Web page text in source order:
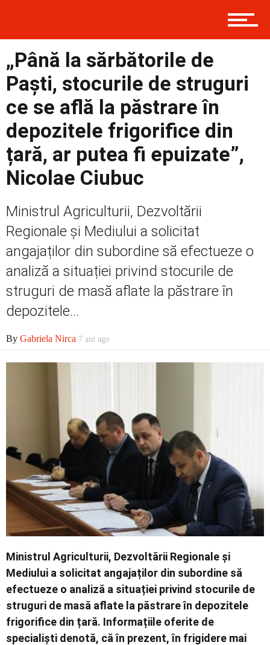
Politică
Externe
Social
Economic
Contact
„Până la sărbătorile de
Paști, stocurile de struguri
ce se află la păstrare în
depozitele frigorifice din
țară, ar putea fi epuizate”,
Nicolae Ciubuc
Ministrul Agriculturii, Dezvoltării
Regionale și Mediului a solicitat
angajaților din subordine să efectueze o
analiză a situației privind stocurile de
struguri de masă aflate la păstrare în
depozitele...
By Gabriela Nirca 7 ani ago
Ministrul Agriculturii, Dezvoltării Regionale și
Mediului a solicitat angajaților din subordine să
efectueze o analiză a situației privind stocurile de
struguri de masă aflate la păstrare în depozitele
frigorifice din țară. Informațiile oferite de
specialiști denotă, că în prezent, în frigidere mai